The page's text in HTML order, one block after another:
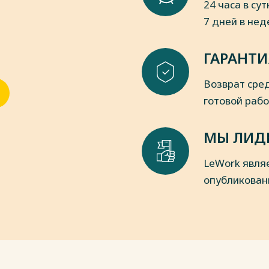
(ред. от 19.04.2019) "О формах
в Минюсте
в силу с отчетности за 2020
от 08.11.2010) "Об
учета финансово-хозяйственной
анализа финансово-
(утв. Госкомстатом России
24 часа в
7 дней в
Возврат
готовой
МЫ
LeWork